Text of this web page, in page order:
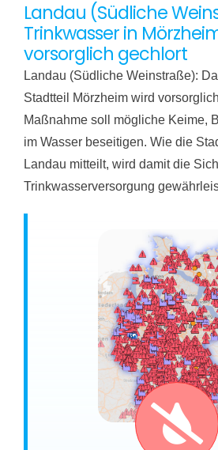
Landau (Südliche
Trinkwasser in
vorsorglich gechlort
Landau (Südliche Weinstraße):
Stadtteil Mörzheim wird
Maßnahme soll mögliche Keime,
im Wasser beseitigen. Wie die
Landau mitteilt, wird damit die
Trinkwasserversorgung